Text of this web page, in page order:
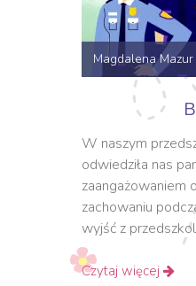
Magdalena
W naszym
odwiedziła nas
zaangażowaniem
zachowaniu
wyjść z
Czytaj więcej